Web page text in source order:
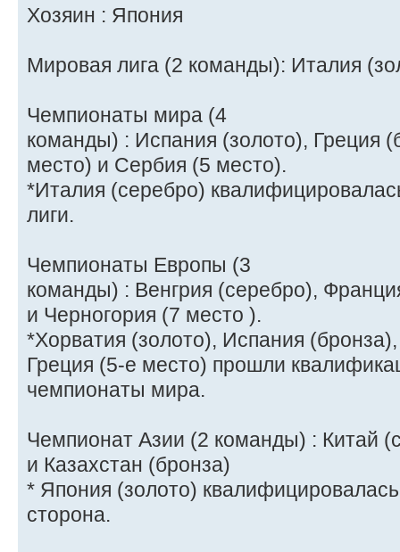
Хозяин : Япония
Мировая лига (2 команды): Италия
Чемпионаты мира (4
команды) : Испания (золото), Греция
место) и Сербия (5 место).
*Италия (серебро)
лиги.
Чемпионаты Европы (3
команды) : Венгрия (серебро),
и Черногория (7 место ).
*Хорватия (золото), Испания
Греция (5-е место) прошли
чемпионаты мира.
Чемпионат Азии (2 команды) : Китай
и Казахстан (бронза)
* Япония (золото)
сторона.